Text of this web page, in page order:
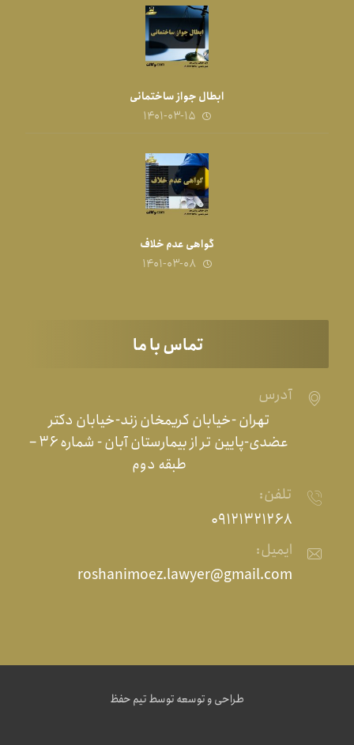
ابطال جواز ساختمانی
۱۴۰۱-۰۳-۱۵
گواهی عدم خلاف
۱۴۰۱-۰۳-۰۸
تماس با ما
آدرس
تهران -خیابان کریمخان زند-خیابان دکتر
عضدی-پایین تر از بیمارستان آبان - شماره ۳۶ –
طبقه دوم
تلفن:
۰۹۱۲۱۳۲۱۲۶۸
ایمیل:
roshanimoez.lawyer@gmail.com
طراحی و توسعه توسطتیم حفظ